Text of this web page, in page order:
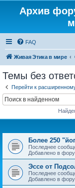
Архив
FAQ
Живая Этика в мире
Темы без
Перейти к
Более 250
Последнее
Добавлено в
Эссе от
Последнее
Добавлено в